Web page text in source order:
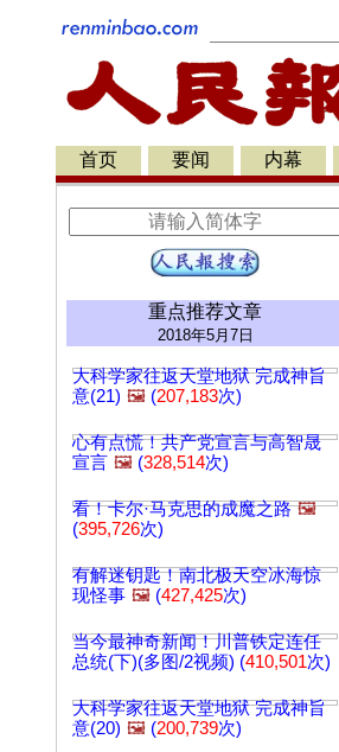
首页 要闻 内幕
重点推荐文章
2018年5月7日
大科学家往返天堂地狱 完成神旨
意(21) 🖼️ (207,183次)
心有点慌！共产党宣言与高智晟
宣言 🖼️ (328,514次)
看！卡尔·马克思的成魔之路 🖼️
(395,726次)
有解迷钥匙！南北极天空冰海惊
现怪事 🖼️ (427,425次)
当今最神奇新闻！川普铁定连任
总统(下)(多图/2视频) (410,501次)
大科学家往返天堂地狱 完成神旨
意(20) 🖼️ (200,739次)